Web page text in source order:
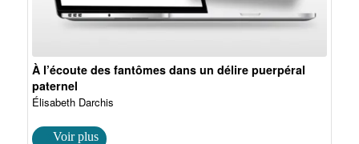
À l’écoute des fantômes dans un délire puerpéral
paternel
Élisabeth Darchis